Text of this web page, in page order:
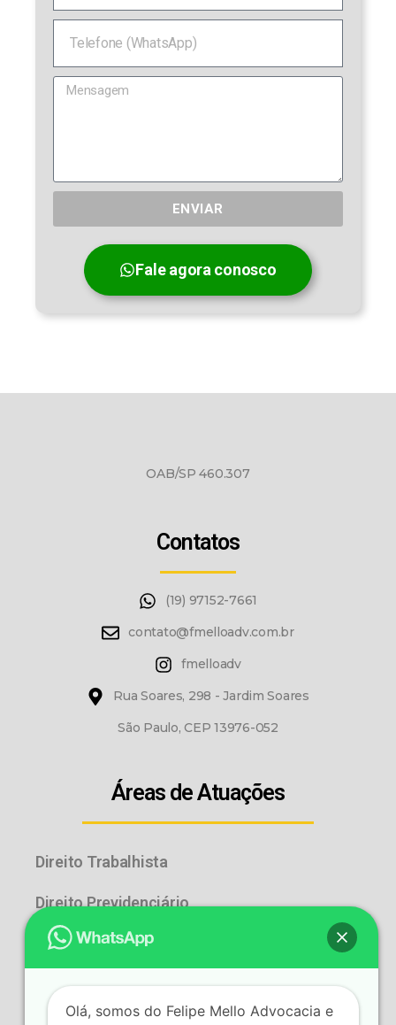
ENVIAR
Fale agora conosco
OAB/SP 460.307
Contatos
(19) 97152-7661
contato@fmelloadv.com.br
fmelloadv
Rua Soares, 298 - Jardim Soares
São Paulo, CEP 13976-052
Áreas de Atuações
Direito Trabalhista
Direito Previdenciário
Direito de Família e Sucessões
Consumidor Bancário
Olá, somos do Felipe Mello Advocacia e